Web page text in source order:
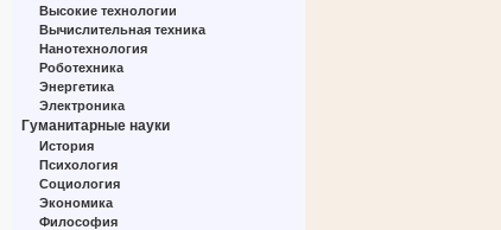
Высокие технологии
Вычислительная техника
Нанотехнология
Роботехника
Энергетика
Электроника
Гуманитарные науки
История
Психология
Социология
Экономика
Философия